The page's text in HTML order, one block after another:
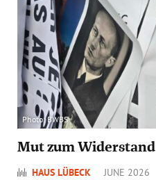
Photo: BWBS
Mut zum Widerstand
HAUS LÜBECK JUNE 2026